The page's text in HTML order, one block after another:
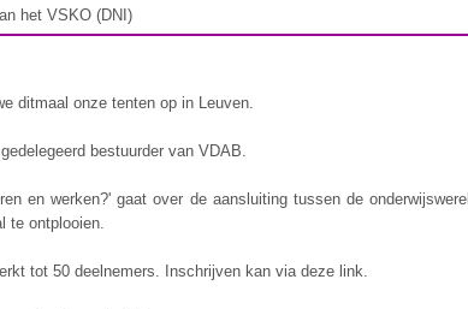
het VSKO (DNI)
ditmaal onze tenten op in Leuven.
bestuurder van VDAB.
en werken?' gaat over de aansluiting tussen de
te ontplooien.
tot 50 deelnemers. Inschrijven kan via deze link.